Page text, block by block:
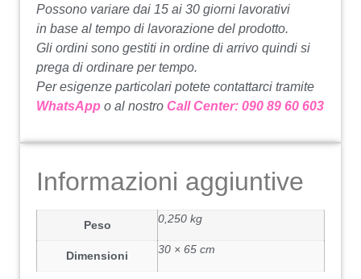
Possono variare dai 15 ai 30 giorni lavorativi
in base al tempo di lavorazione del prodotto.
Gli ordini sono gestiti in ordine di arrivo quindi si
prega di ordinare per tempo.
Per esigenze particolari potete contattarci tramite
WhatsApp o al nostro Call Center: 090 89 60 603
Informazioni aggiuntive
Peso 0,250 kg
Dimensioni 30 × 65 cm